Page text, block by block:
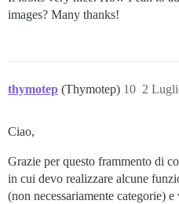
  </div>
  {{/if}}
images? Many thanks!
thymotep (Thymotep) 2
10
Ciao,
Grazie per questo frammento di
in cui devo realizzare alcune
(non necessariamente categorie)